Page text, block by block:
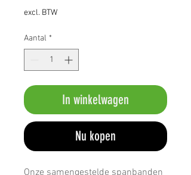
excl. BTW
Aantal *
In winkelwagen
Nu kopen
Onze samengestelde spanbanden